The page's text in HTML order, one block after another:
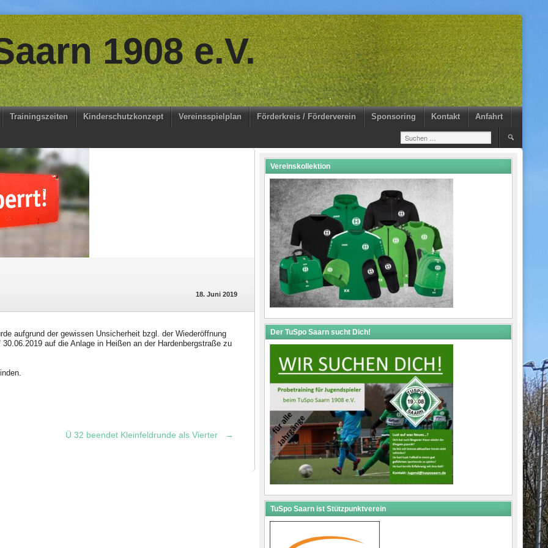
1908 e.V.
Trainingszeiten Kinderschutzkonzept Vereinsspielplan Förderkreis / Förderverein Sponsoring Kontakt Anfahrt
Suchen
18. Juni 2019
aufgrund der gewissen Unsicherheit bzgl. der Wiederöffnung
auf die Anlage in Heißen an der Hardenbergstraße zu
Ü 32 beendet Kleinfeldrunde als Vierter →
Vereinskollektion
Der TuSpo Saarn sucht Dich!
TuSpo Saarn ist Stützpunktverein